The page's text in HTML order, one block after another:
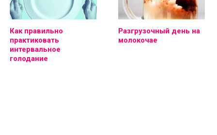
Как правильно
практиковать
интервальное
голодание
Разгрузочный день на
молокочае